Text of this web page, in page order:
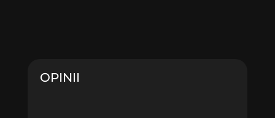
OPINII